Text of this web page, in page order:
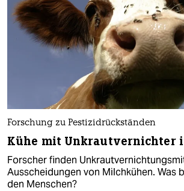
Forschung zu Pestizidrückständen
Kühe mit Unkrautvernichter
Forscher finden
Ausscheidungen von Milchkühen. Was
den Menschen?